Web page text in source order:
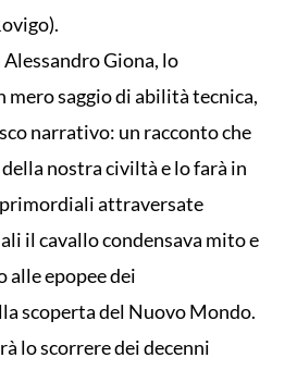
Giona, lo
mero saggio di abilità tecnica,
narrativo: un racconto che
nostra civiltà e lo farà in
attraversate
il cavallo condensava mito e
alle epopee dei
scoperta del Nuovo Mondo.
lo scorrere dei decenni